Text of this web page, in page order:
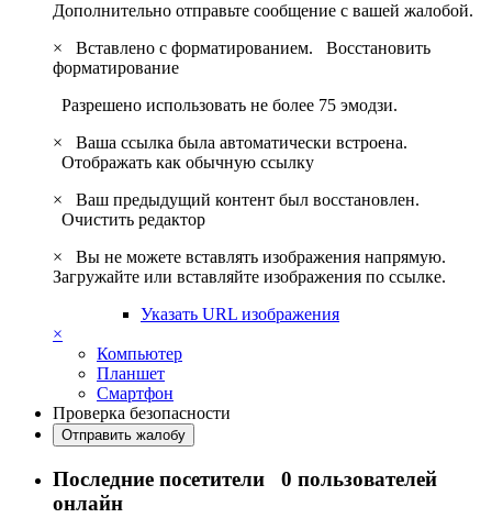
Дополнительно отправьте сообщение с вашей жалобой.
×
Вставлено с форматированием. Восстановить
форматирование
Разрешено использовать не более 75 эмодзи.
×
Ваша ссылка была автоматически встроена.
Отображать как обычную ссылку
×
Ваш предыдущий контент был восстановлен.
Очистить редактор
×
Вы не можете вставлять изображения напрямую.
Загружайте или вставляйте изображения по ссылке.
Указать URL изображения
×
Компьютер
Планшет
Смартфон
Проверка безопасности
Отправить жалобу
Последние посетители 0 пользователей
онлайн